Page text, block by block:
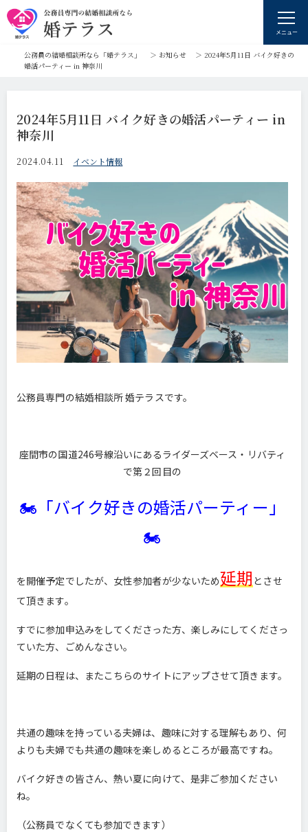
メニュー
公務員の結婚相談所なら「婚テラス」 ＞ お知らせ ＞ 2024年5月11日 バイク好きの
婚活パーティー in 神奈川
2024年5月11日 バイク好きの婚活パーティー in
神奈川
2024.04.11 イベント情報
公務員専門の結婚相談所 婚テラスです。
座間市の国道246号線沿いにあるライダーズベース・リバティ
で第２回目の
🏍「バイク好きの婚活パーティー」
🏍
を開催予定でしたが、女性参加者が少ないため延期 とさせ
て頂きます。
すでに参加申込みをしてくださった方、楽しみにしてくださっ
ていた方、ごめんなさい。
延期の日程は、またこちらのサイトにアップさせて頂きます。
共通の趣味を持っている夫婦は、趣味に対する理解もあり、何
よりも夫婦でも共通の趣味を楽しめるところが最高ですね。
バイク好きの皆さん、熱い夏に向けて、是非ご参加ください
ね。
（公務員でなくても参加できます）